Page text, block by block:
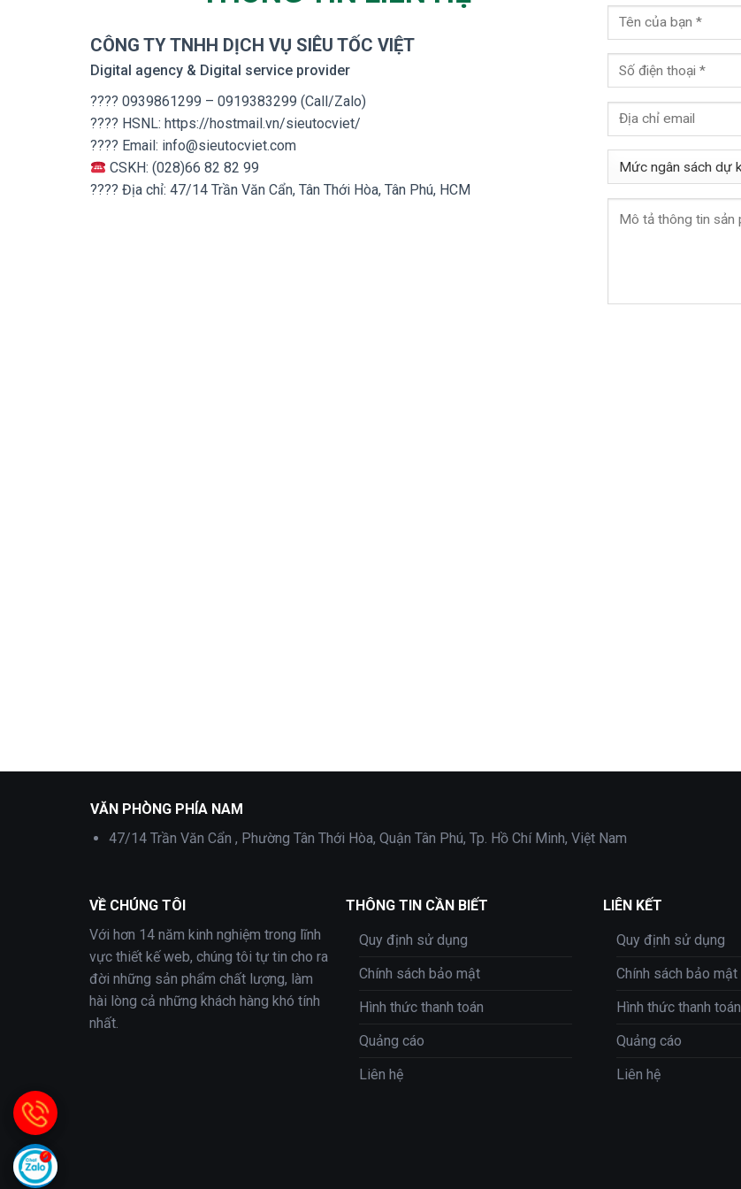
CÔNG TY TNHH DỊCH VỤ SIÊU TỐC VIỆT
Digital agency & Digital service provider
???? 0939861299 – 0919383299 (Call/Zalo)
???? HSNL: https://hostmail.vn/sieutocviet/
???? Email: info@sieutocviet.com
CSKH: (028)66 82 82 99
???? Địa chỉ: 47/14 Trần Văn Cẩn, Tân Thới Hòa, Tân Phú, HCM
VĂN PHÒNG PHÍA NAM
47/14 Trần Văn Cẩn , Phường Tân Thới Hòa, Quận Tân Phú, Tp. Hồ Chí Minh, Việt Nam
VỀ CHÚNG TÔI
Với hơn 14 năm kinh nghiệm trong lĩnh
vực thiết kế web, chúng tôi tự tin cho ra
đời những sản phẩm chất lượng, làm
hài lòng cả những khách hàng khó tính
nhất.
THÔNG TIN CẦN BIẾT
Quy định sử dụng
Chính sách bảo mật
Hình thức thanh toán
Quảng cáo
Liên hệ
LIÊN KẾT
Quy định sử dụng
Chính sách bảo mật
Hình thức thanh toán
Quảng cáo
Liên hệ